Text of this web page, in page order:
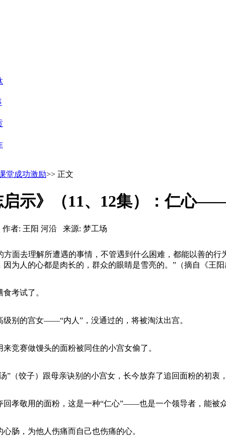
堂成功激励>> 正文
启示》（11、12集）：仁心
作者: 王阳 河沿 来源: 梦工场
方面去理解所遭遇的事情，不管遇到什么困难，都能以善的
为人的心都是肉长的，群众的眼睛是雪亮的。”（摘自《王阳
考试了。
级别的宫女——“内人”，没通过的，将被淘汰出宫。
竞赛做馒头的面粉被同住的小宫女偷了。
”（饺子）跟母亲诀别的小宫女，长今放弃了追回面粉的初
孝敬用的面粉，这是一种“仁心”——也是一个领导者，能被众
肠，为他人伤痛而自己也伤痛的心。